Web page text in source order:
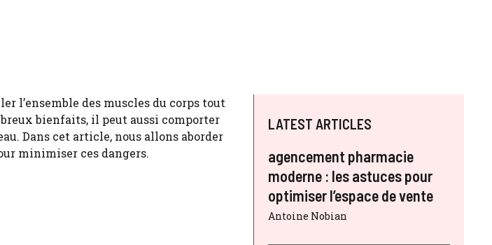
l’ensemble des muscles du corps tout
bienfaits, il peut aussi comporter
Dans cet article, nous allons aborder
minimiser ces dangers.
LATEST ARTICLES
agencement pharmacie
moderne : les astuces pour
optimiser l’espace de vente
Antoine Nobian